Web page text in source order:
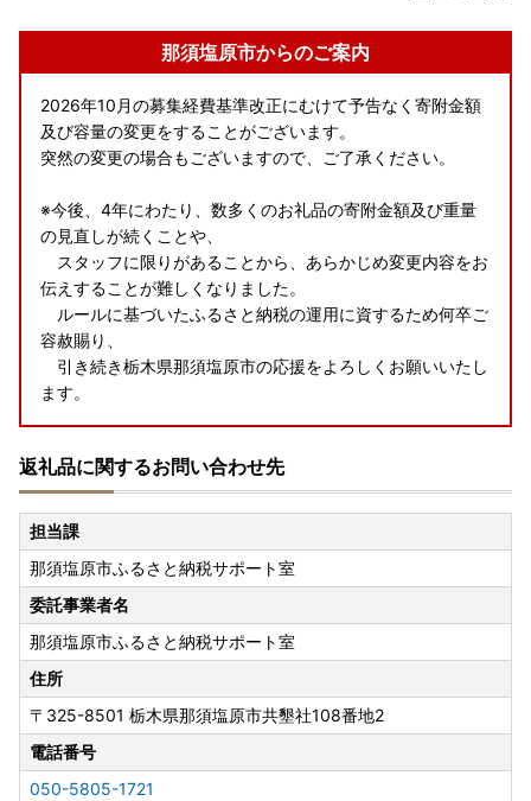
那須塩原市からのご案内
2026年10月の募集経費基準改正にむけて予告なく寄附金額
及び容量の変更をすることがございます。
突然の変更の場合もございますので、ご了承ください。
※今後、4年にわたり、数多くのお礼品の寄附金額及び重量
の見直しが続くことや、
スタッフに限りがあることから、あらかじめ変更内容をお
伝えすることが難しくなりました。
ルールに基づいたふるさと納税の運用に資するため何卒ご
容赦賜り、
引き続き栃木県那須塩原市の応援をよろしくお願いいたし
ます。
返礼品に関するお問い合わせ先
担当課
那須塩原市ふるさと納税サポート室
委託事業者名
那須塩原市ふるさと納税サポート室
住所
〒325-8501 栃木県那須塩原市共墾社108番地2
電話番号
050-5805-1721